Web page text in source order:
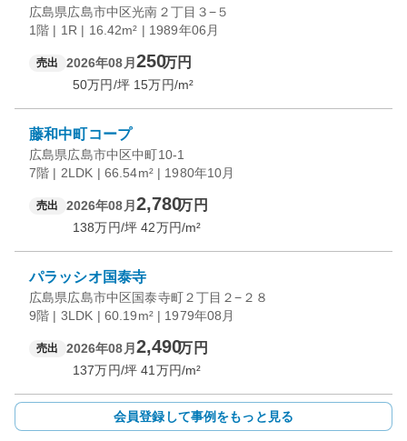
広島県広島市中区光南２丁目３−５
1階 | 1R | 16.42m² | 1989年06月
売出 2026年08月 250万円
50万円/坪 15万円/m²
藤和中町コープ
広島県広島市中区中町10-1
7階 | 2LDK | 66.54m² | 1980年10月
売出 2026年08月 2,780万円
138万円/坪 42万円/m²
パラッシオ国泰寺
広島県広島市中区国泰寺町２丁目２−２８
9階 | 3LDK | 60.19m² | 1979年08月
売出 2026年08月 2,490万円
137万円/坪 41 万円/m²
会員登録して事例をもっと見る